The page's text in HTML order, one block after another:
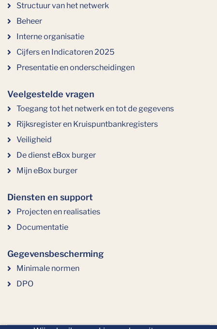
Structuur van het netwerk
Beheer
Interne organisatie
Cijfers en Indicatoren 2025
Presentatie en onderscheidingen
Veelgestelde vragen
Toegang tot het netwerk en tot de gegevens
Rijksregister en Kruispuntbankregisters
Veiligheid
De dienst eBox burger
Mijn eBox burger
Diensten en support
Projecten en realisaties
Documentatie
Gegevensbescherming
Minimale normen
DPO